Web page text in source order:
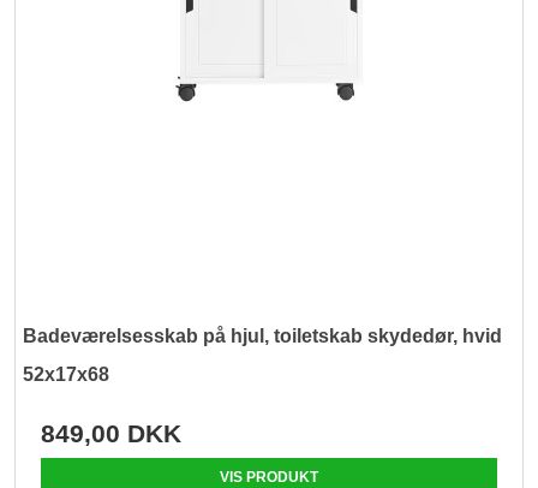
Badeværelsesskab på hjul, toiletskab skydedør, hvid
52x17x68
849,00 DKK
VIS PRODUKT